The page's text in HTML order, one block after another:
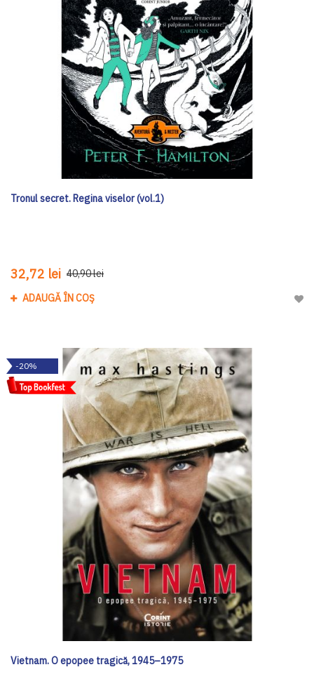
Tronul secret. Regina viselor (vol.1)
32,72 lei 40,90 lei
ADAUGĂ ÎN COȘ
-20%
Vietnam. O epopee tragică, 1945–1975